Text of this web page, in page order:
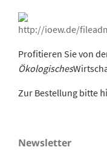
Profitieren Sie von
Ökologisches
Zur Bestellung bitte
Newsletter